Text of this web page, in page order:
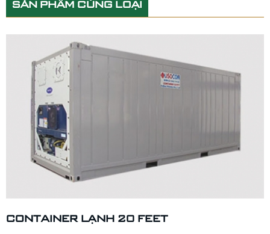
SẢN PHẨM CÙNG LOẠI
CONTAINER LẠNH 20 FEET